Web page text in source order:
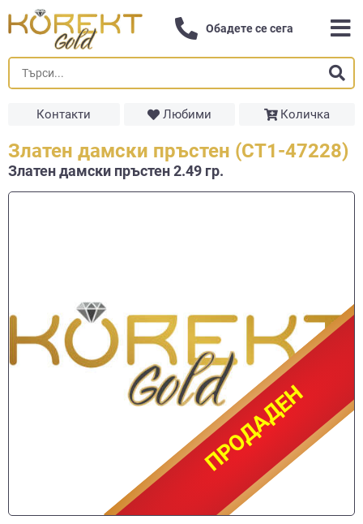
Обадете се сега
Контакти Любими Количка
Златен дамски пръстен (СТ1-47228)
Златен дамски пръстен 2.49 гр.
ПРОДАДЕН
ПРОДАДЕН